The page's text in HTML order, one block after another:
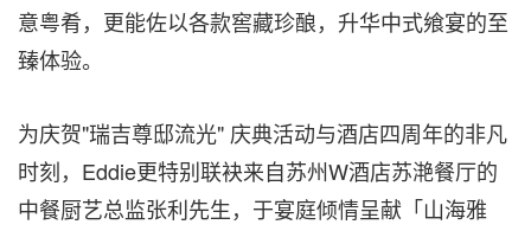
意粤肴，更能佐以各款窖藏珍酿，升华中式飨宴的至
臻体验。
为庆贺"瑞吉尊邸流光" 庆典活动与酒店四周年的非凡
时刻，Eddie更特别联袂来自苏州W酒店苏滟餐厅的
中餐厨艺总监张利先生，于宴庭倾情呈献「山海雅